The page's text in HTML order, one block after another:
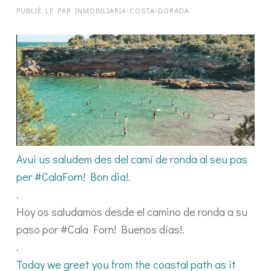
PUBLIÉ LE PAR INMOBILIARIA-COSTA-DORADA
Avui us saludem des del camí de ronda al seu pas
per #CalaForn! Bon dia!.
.
Hoy os saludamos desde el camino de ronda a su
paso por #Cala Forn! Buenos días!.
.
Today we greet you from the coastal path as it